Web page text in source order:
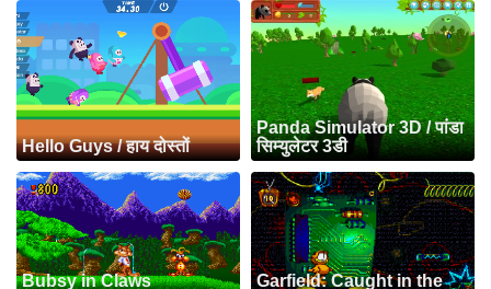
Hello Guys / हाय दोस्तों
Panda Simulator 3D / पांडा
सिम्युलेटर 3डी
Bubsy in Claws Garfield: Caught in the